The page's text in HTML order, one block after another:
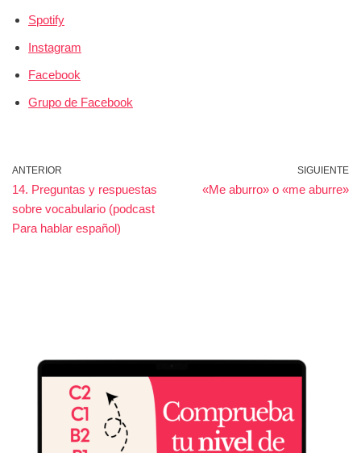
Spotify
Instagram
Facebook
Grupo de Facebook
ANTERIOR
14. Preguntas y respuestas
sobre vocabulario (podcast
Para hablar español)
SIGUIENTE
«Me aburro» o «me aburre»